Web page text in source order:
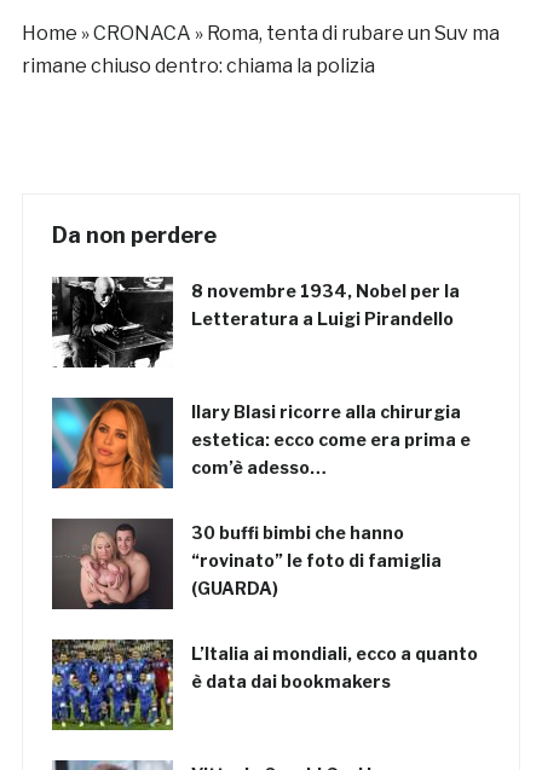
Home »CRONACA » Roma, tenta di rubare un Suv ma
rimane chiuso dentro: chiama la polizia
Da non perdere
8 novembre 1934, Nobel per la
Letteratura a Luigi Pirandello
Ilary Blasi ricorre alla chirurgia
estetica: ecco come era prima e
com’è adesso…
30 buffi bimbi che hanno
“rovinato” le foto di famiglia
(GUARDA)
L’Italia ai mondiali, ecco a quanto
è data dai bookmakers